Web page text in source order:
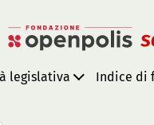
legislativa Indice di